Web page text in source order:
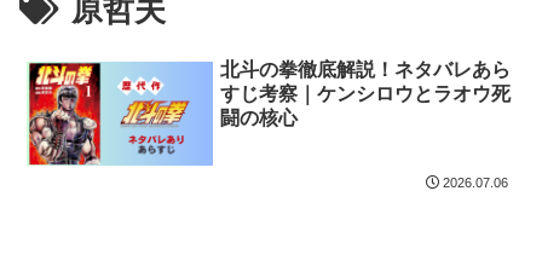
原哲夫
北斗の拳徹底解説！ネタバレあら
すじ考察｜ケンシロウとラオウ死
闘の核心
2026.07.06